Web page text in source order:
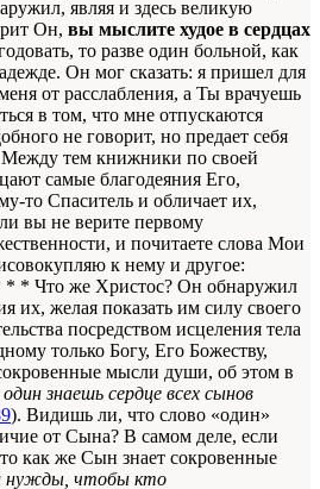
являя и здесь великую
Он, вы мыслите худое в сердцах
то разве один больной, как
Он мог сказать: я пришел для
от расслабления, а Ты врачуешь
в том, что мне отпускаются
не говорит, но предает себя
тем книжники по своей
самые благодеяния Его,
то Спаситель и обличает их,
вы не верите первому
и почитаете слова Мои
к нему и другое:
* Что же Христос? Он обнаружил
их, желая показать им силу своего
посредством исцеления тела
только Богу, Его Божеству,
мысли души, об этом в
знаешь сердце всех сынов
). Видишь ли, что слово «один»
от Сына? В самом деле, если
как же Сын знает сокровенные
нужды, чтобы кто